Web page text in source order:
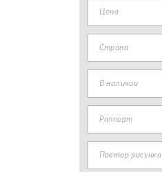
Цена
Страна
В наличии
Раппорт
Повтор рисунка